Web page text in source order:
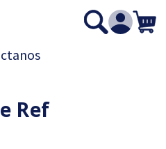
Ref